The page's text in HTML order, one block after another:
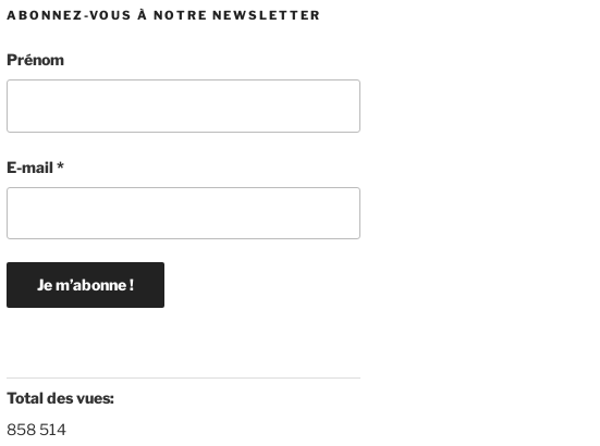
ABONNEZ-VOUS À NOTRE NEWSLETTER
Prénom
E-mail*
Total des vues:
858 514